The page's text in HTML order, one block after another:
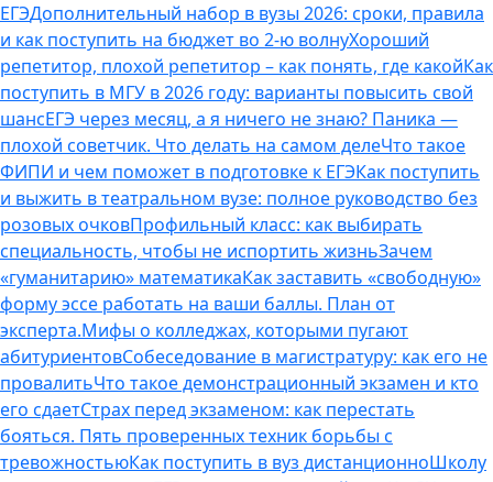
ЕГЭДополнительный набор в вузы 2026: сроки, правила
и как поступить на бюджет во 2‑ю волнуХороший
репетитор, плохой репетитор – как понять, где какойКак
поступить в МГУ в 2026 году: варианты повысить свой
шансЕГЭ через месяц, а я ничего не знаю? Паника —
плохой советчик. Что делать на самом делеЧто такое
ФИПИ и чем поможет в подготовке к ЕГЭКак поступить
и выжить в театральном вузе: полное руководство без
розовых очковПрофильный класс: как выбирать
специальность, чтобы не испортить жизньЗачем
«гуманитарию» математикаКак заставить «свободную»
форму эссе работать на ваши баллы. План от
эксперта.Мифы о колледжах, которыми пугают
абитуриентовСобеседование в магистратуру: как его не
провалитьЧто такое демонстрационный экзамен и кто
его сдаетСтрах перед экзаменом: как перестать
бояться. Пять проверенных техник борьбы с
тревожностьюКак поступить в вуз дистанционноШколу